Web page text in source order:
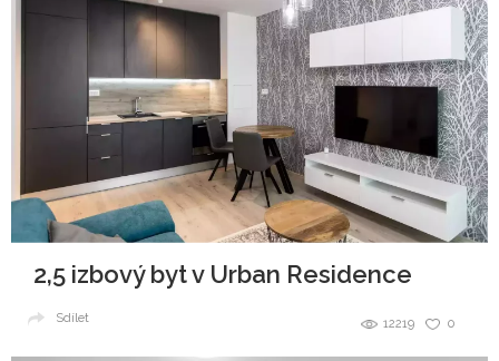
2,5 izbový byt v Urban Residence
0
12219
Sdílet